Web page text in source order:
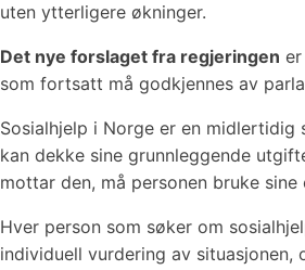
uten ytterligere økninger.
Det nye forslaget fra regjeringen
som fortsatt må godkjennes av
Sosialhjelp i Norge er en
kan dekke sine grunnleggende
mottar den, må personen bruke sine
Hver person som søker om
individuell vurdering av situasjonen,